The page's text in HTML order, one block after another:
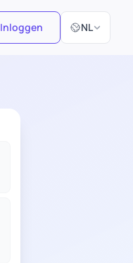
Inloggen NL
Selecteer taal